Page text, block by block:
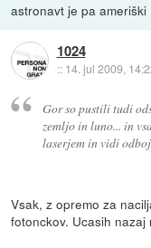
astronavt je pa ameriški
1024
:: 14. jul 2009,
Gor so pustili tudi
zemljo in luno... in
laserjem in vidi
Vsak, z opremo za
fotonckov. Ucasih